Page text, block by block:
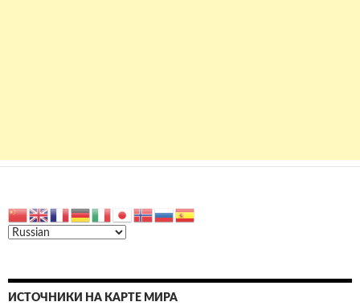
ИСТОЧНИКИ НА КАРТЕ МИРА